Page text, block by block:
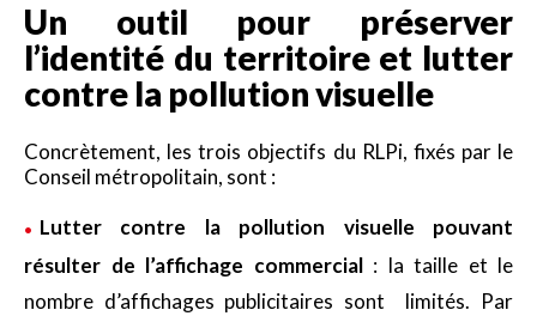
Un outil pour préserver
l’identité du territoire et lutter
contre la pollution visuelle
Concrètement, les trois objectifs du RLPi, fixés par le
Conseil métropolitain, sont :
Lutter contre la pollution visuelle pouvant
résulter de l’affichage commercial : la taille et le
nombre d’affichages publicitaires sont limités. Par